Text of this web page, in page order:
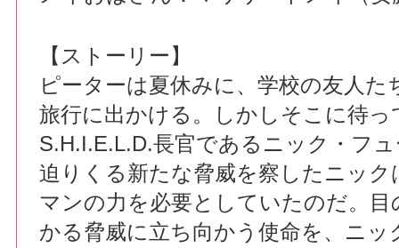
【ストーリー】
ピーターは夏休みに、学校の友人た
旅行に出かける。しかしそこに待っ
S.H.I.E.L.D.長官であるニック・フ
迫りくる新たな脅威を察したニック
マンの力を必要としていたのだ。
かる脅威に立ち向かう使命を、ニッ